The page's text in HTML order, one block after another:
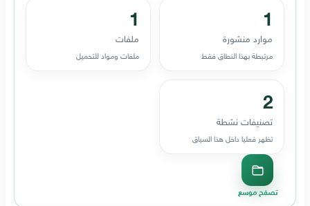
1
موارد منشورة
مرتبطة بهذا النطاق فقط
1
ملفات
ملفات ومواد للتحميل
2
تصنيفات نشطة
تظهر فعليا داخل هذا السياق
تصفح موسع